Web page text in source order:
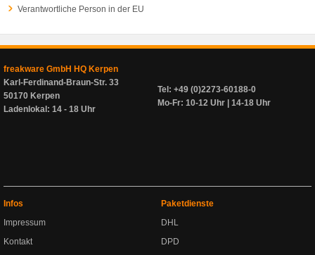
Verantwortliche Person in der EU
freakware GmbH HQ Kerpen
Karl-Ferdinand-Braun-Str. 33
50170 Kerpen
Ladenlokal: 14 - 18 Uhr
Tel: +49 (0)2273-60188-0
Mo-Fr: 10-12 Uhr | 14-18 Uhr
Infos
Impressum
Kontakt
Paketdienste
DHL
DPD